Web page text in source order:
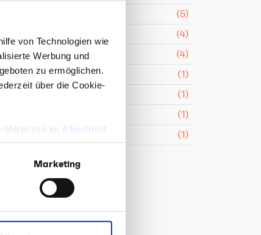
von Technologien wie
Werbung und
zu ermöglichen.
über die Cookie-
im Abschnitt
anbieten zu können
unserer
Marketing
(5)
(4)
Webentwicklung
(4)
PR
(1)
(1)
(1)
Social Media
(1)